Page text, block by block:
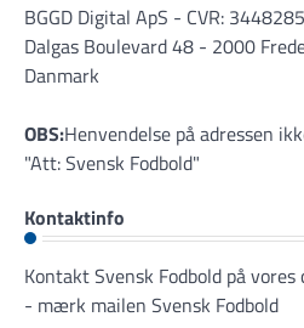
BGGD Digital ApS - CVR:
Dalgas Boulevard 48 - 2000
Danmark
OBS:Henvendelse på adressen
"Att: Svensk Fodbold"
Kontaktinfo
Kontakt Svensk Fodbold på
- mærk mailen Svensk Fodbold